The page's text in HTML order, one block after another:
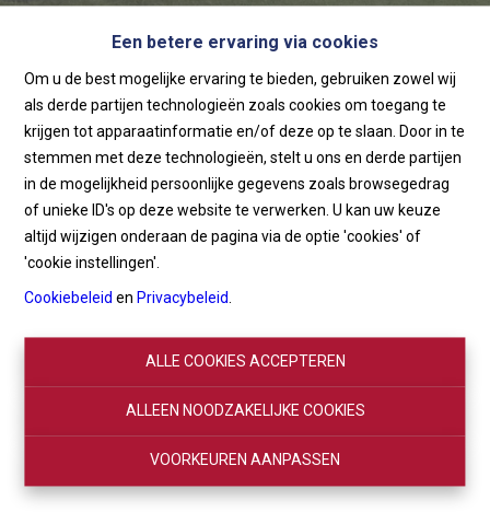
Een betere ervaring via cookies
Om u de best mogelijke ervaring te bieden, gebruiken zowel wij
als derde partijen technologieën zoals cookies om toegang te
krijgen tot apparaatinformatie en/of deze op te slaan. Door in te
stemmen met deze technologieën, stelt u ons en derde partijen
in de mogelijkheid persoonlijke gegevens zoals browsegedrag
of unieke ID's op deze website te verwerken. U kan uw keuze
altijd wijzigen onderaan de pagina via de optie 'cookies' of
'cookie instellingen'.
Cookiebeleid en Privacybeleid
ALLE COOKIES ACCEPTEREN
ALLEEN NOODZAKELIJKE COOKIES
VOORKEUREN AANPASSEN
Home
Home